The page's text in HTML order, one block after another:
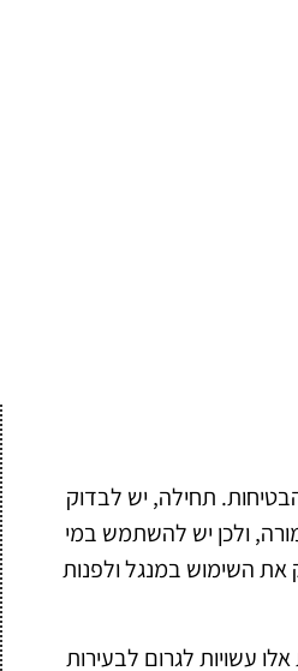
תחילה, יש לבדוק
ולכן יש להשתמש במי
את השימוש במנגל ולפנות
עשויות לגרום לבעירות